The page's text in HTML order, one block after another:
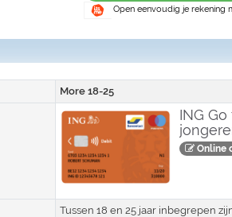
Open eenvoudig je rekening
More 18-25
ING
Online
Tussen 18 en 25 jaar inbegrepen